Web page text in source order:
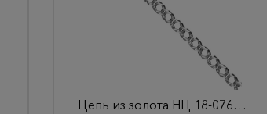
Цепь из золота НЦ 18-076ПГ-3